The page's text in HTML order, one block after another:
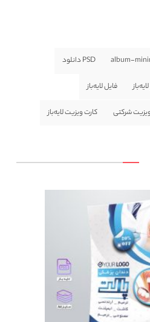
album- PSD دانلود
فایل لایه‌باز
شرکتی کارت ویزیت لایه‌باز